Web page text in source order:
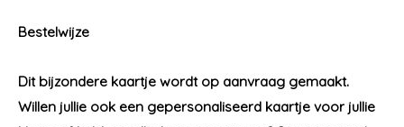
Bestelwijze
Dit bijzondere kaartje wordt op aanvraag gemaakt.
Willen jullie ook een gepersonaliseerd kaartje voor jullie